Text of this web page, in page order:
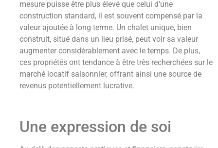
mesure puisse être plus élevé que celui d’une
construction standard, il est souvent compensé par la
valeur ajoutée à long terme. Un chalet unique, bien
construit, situé dans un lieu prisé, peut voir sa valeur
augmenter considérablement avec le temps. De plus,
ces propriétés ont tendance à être très recherchées sur le
marché locatif saisonnier, offrant ainsi une source de
revenus potentiellement lucrative.
Une expression de soi